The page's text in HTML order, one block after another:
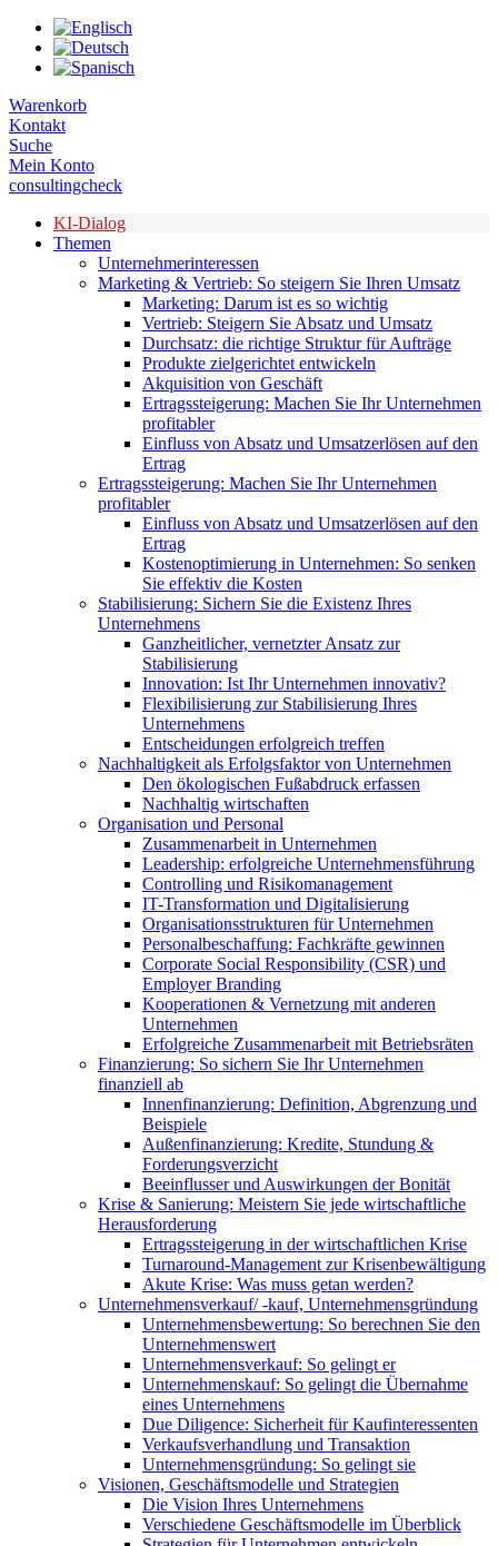
Zum
Inhalt
springen
Warenkorb
Kontakt
Suche
Mein Konto
consultingcheck
KI-Dialog
Themen
Unternehmerinteressen
Marketing & Vertrieb: So steigern Sie Ihren Umsatz
Marketing: Darum ist es so wichtig
Vertrieb: Steigern Sie Absatz und Umsatz
Durchsatz: die richtige Struktur für Aufträge
Produkte zielgerichtet entwickeln
Akquisition von Geschäft
Ertragssteigerung: Machen Sie Ihr Unternehmen
profitabler
Einfluss von Absatz und Umsatzerlösen auf den
Ertrag
Ertragssteigerung: Machen Sie Ihr Unternehmen
profitabler
Einfluss von Absatz und Umsatzerlösen auf den
Ertrag
Kostenoptimierung in Unternehmen: So senken
Sie effektiv die Kosten
Stabilisierung: Sichern Sie die Existenz Ihres
Unternehmens
Ganzheitlicher, vernetzter Ansatz zur
Stabilisierung
Innovation: Ist Ihr Unternehmen innovativ?
Flexibilisierung zur Stabilisierung Ihres
Unternehmens
Entscheidungen erfolgreich treffen
Nachhaltigkeit als Erfolgsfaktor von Unternehmen
Den ökologischen Fußabdruck erfassen
Nachhaltig wirtschaften
Organisation und Personal
Zusammenarbeit in Unternehmen
Leadership: erfolgreiche Unternehmensführung
Controlling und Risikomanagement
IT-Transformation und Digitalisierung
Organisationsstrukturen für Unternehmen
Personalbeschaffung: Fachkräfte gewinnen
Corporate Social Responsibility (CSR) und
Employer Branding
Kooperationen & Vernetzung mit anderen
Unternehmen
Erfolgreiche Zusammenarbeit mit Betriebsräten
Finanzierung: So sichern Sie Ihr Unternehmen
finanziell ab
Innenfinanzierung: Definition, Abgrenzung und
Beispiele
Außenfinanzierung: Kredite, Stundung &
Forderungsverzicht
Beeinflusser und Auswirkungen der Bonität
Krise & Sanierung: Meistern Sie jede wirtschaftliche
Herausforderung
Ertragssteigerung in der wirtschaftlichen Krise
Turnaround-Management zur Krisenbewältigung
Akute Krise: Was muss getan werden?
Unternehmensverkauf/ -kauf, Unternehmensgründung
Unternehmensbewertung: So berechnen Sie den
Unternehmenswert
Unternehmensverkauf: So gelingt er
Unternehmenskauf: So gelingt die Übernahme
eines Unternehmens
Due Diligence: Sicherheit für Kaufinteressenten
Verkaufsverhandlung und Transaktion
Unternehmensgründung: So gelingt sie
Visionen, Geschäftsmodelle und Strategien
Die Vision Ihres Unternehmens
Verschiedene Geschäftsmodelle im Überblick